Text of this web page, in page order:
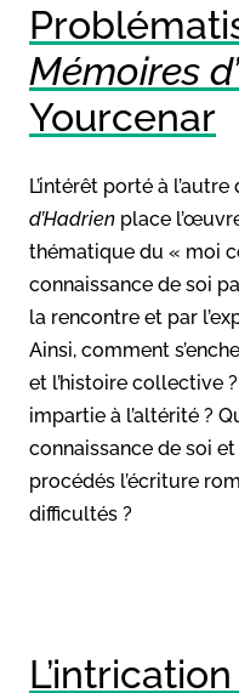
Mémoires
Yourcenar
L’intérêt porté à l’autre
d’Hadrien place
thématique du « moi
connaissance de soi
la rencontre et par
Ainsi, comment
et l’histoire collective
impartie à l’altérité ?
connaissance de soi
procédés l’écriture
difficultés ?